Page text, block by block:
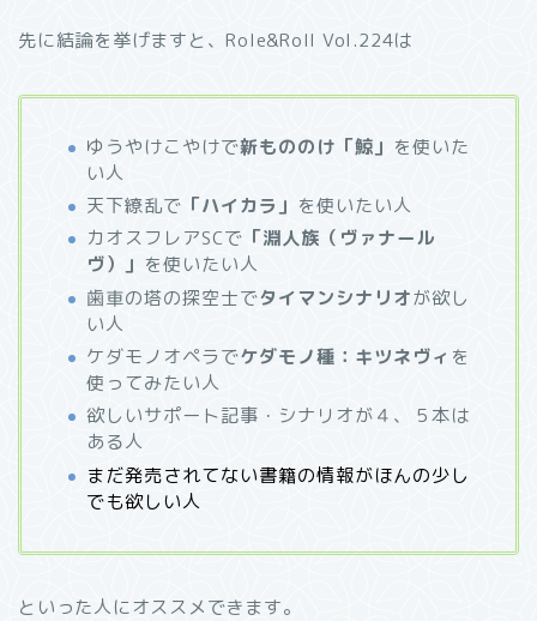
先に結論を挙げますと、Role&Roll Vol.224は
ゆうやけこやけで新もののけ「鯨」 を使いた
い人
天下繚乱で 「ハイカラ」 を使いたい人
カオスフレアSCで 「淵人族（ヴァナール
ヴ）」 を使いたい人
歯車の塔の探空士でタイマンシナリオが欲し
い人
ケダモノオペラでケダモノ種：キツネヴィ を
使ってみたい人
欲しいサポート記事・シナリオが４、５本は
ある人
まだ発売されてない書籍の情報がほんの少し
でも欲しい人
といった人にオススメできます。